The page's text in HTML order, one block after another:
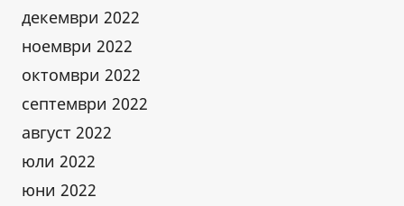
декември 2022
ноември 2022
октомври 2022
септември 2022
август 2022
юли 2022
юни 2022